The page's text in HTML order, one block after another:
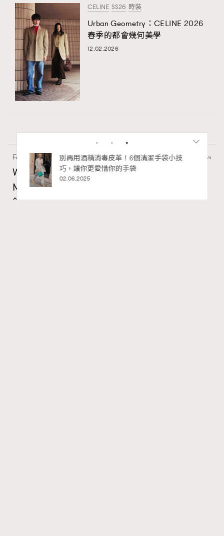
CELINE SS26 時裝
Urban Geometry：CELINE 2026
春季的都會幾何美學
12.02.2026
Fashion 130 views
Watches and Wonders 2026: CHANEL全新
Mademoiselle Privé Bouton Lion獅子系列戒指
錶與長頸鏈錶
的顯
別再用酒精消毒皮革！6個清潔手袋小技
巧，讓你更愛惜你的手袋
02.06.2025